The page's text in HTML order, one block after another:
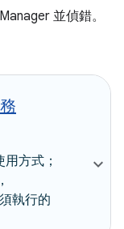
並偵錯。
方式；
執行的